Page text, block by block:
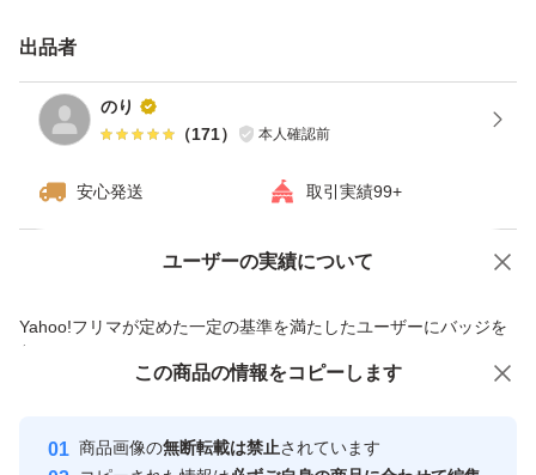
出品者
のり
（171） 本人確認前
安心発送 取引実績99+
ユーザーの実績について
Yahoo!フリマが定めた一定の基準を満たしたユーザーにバッジを
付与しています
安心取引出品者
心・安全なユーザーです
価格の相談 商品への質問
この商品の情報をコピーします
商品画像の無断転載は禁止されています
この商品をみている人にオススメ